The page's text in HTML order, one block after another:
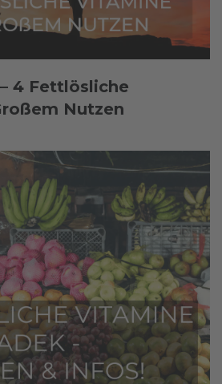
4 Fettlösliche
Nutzen